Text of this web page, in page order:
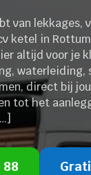
van lekkages,
ketel in
altijd voor je
waterleiding,
direct bij
tot het
88